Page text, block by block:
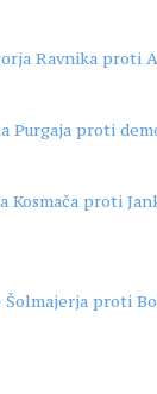
Ravnika proti
Purgaja proti
Kosmača proti
proti